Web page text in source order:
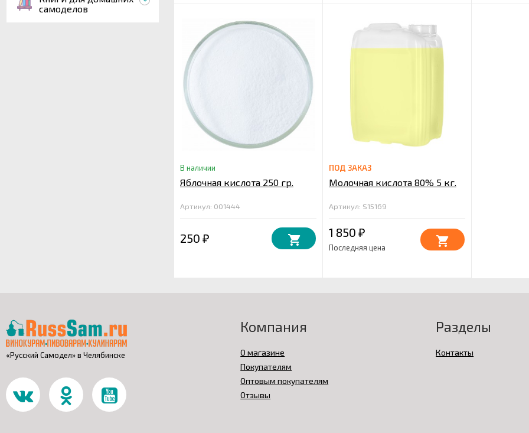
самоделов
В наличии
Яблочная кислота 250 гр.
Артикул: 001444
250 ₽
ПОД ЗАКАЗ
Молочная кислота 80% 5 кг.
Артикул: S15169
1 850 ₽
Последняя цена
«Русский Самодел» в Челябинске
Компания
О магазине
Покупателям
Оптовым покупателям
Отзывы
Разделы
Контакты